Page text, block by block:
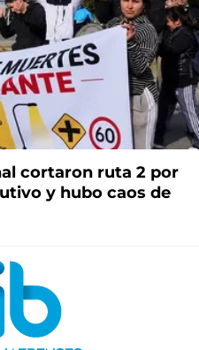
cortaron ruta 2 por
y hubo caos de